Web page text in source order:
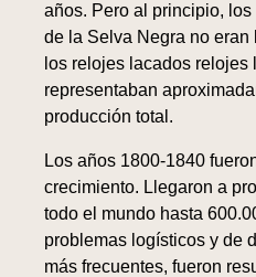
años. Pero al principio,
de la Selva Negra no
los relojes lacados relojes
representaban
producción total.
Los años 1800-1840
crecimiento. Llegaron a
todo el mundo hasta
problemas logísticos y de
más frecuentes, fueron